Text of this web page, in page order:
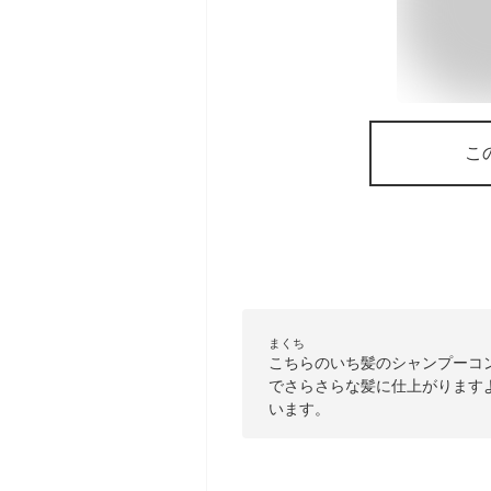
こ
まくち
こちらのいち髪のシャンプー
でさらさらな髪に仕上がりま
います。